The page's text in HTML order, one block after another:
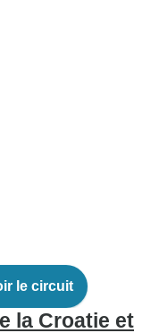
le circuit
la Croatie et